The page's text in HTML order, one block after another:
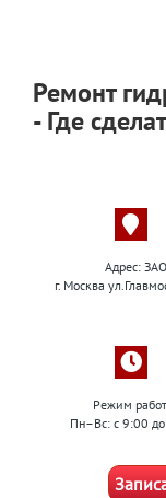
Ремонт
- Где
Адрес: ЗАО
г. Москва
Режим
Пн–Вс: с 9:00